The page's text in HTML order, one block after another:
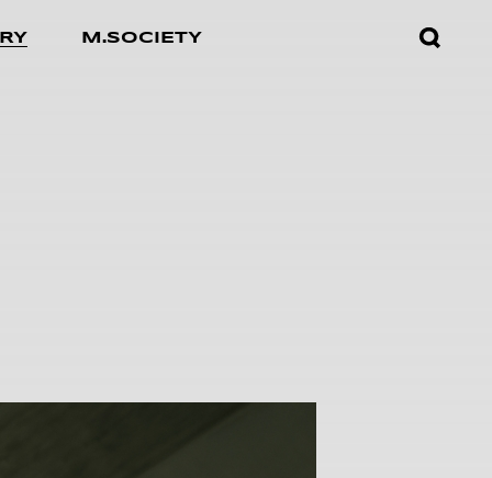
M.SOCIETY